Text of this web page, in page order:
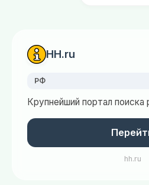
HH.ru
РФ
Крупнейший портал поиска
hh.ru